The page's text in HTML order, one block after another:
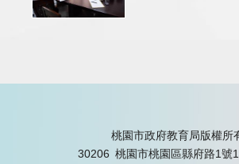
桃園市政府教育局版權所
30206 桃園市桃園區縣府路1號